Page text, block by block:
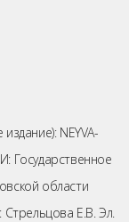
NEYVA-
Государственное
области
Стрельцова Е.В. Эл.